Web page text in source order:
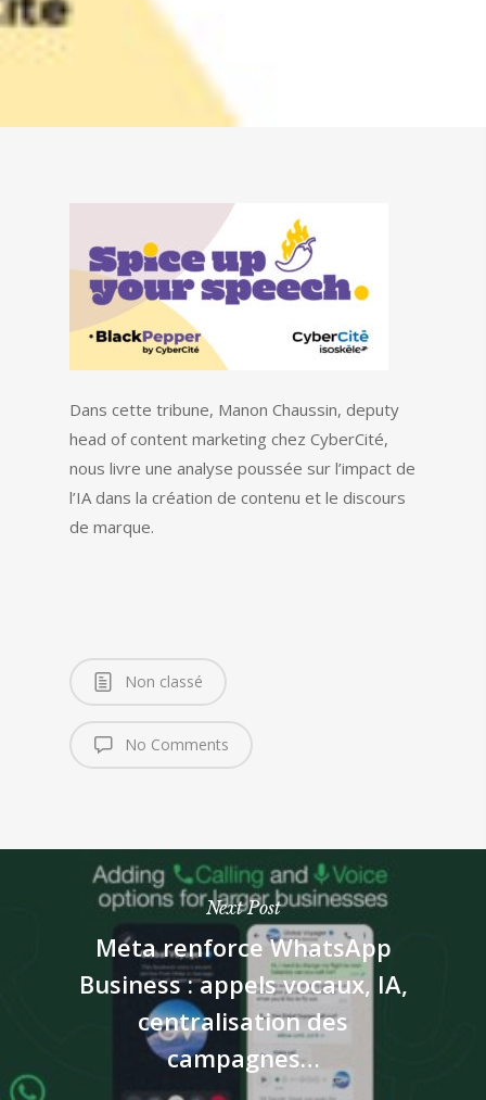
Dans cette tribune, Manon Chaussin, deputy
head of content marketing chez CyberCité,
nous livre une analyse poussée sur l’impact de
l’IA dans la création de contenu et le discours
de marque.
Non classé
No Comments
Next Post
Meta renforce WhatsApp
Business : appels vocaux, IA,
centralisation des
campagnes…